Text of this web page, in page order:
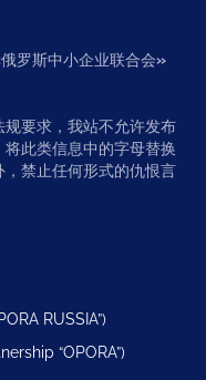
俄罗斯中小企业联合会»
要求，我站不允许发布
此类信息中的字母替换
禁止任何形式的仇恨言
RUSSIA”)
“OPORA”)